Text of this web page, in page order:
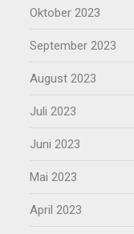
Oktober 2023
September 2023
August 2023
Juli 2023
Juni 2023
Mai 2023
April 2023